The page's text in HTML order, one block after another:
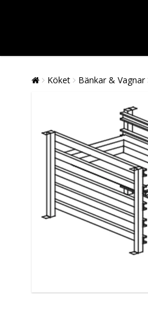
Köket Bänkar & Vagnar